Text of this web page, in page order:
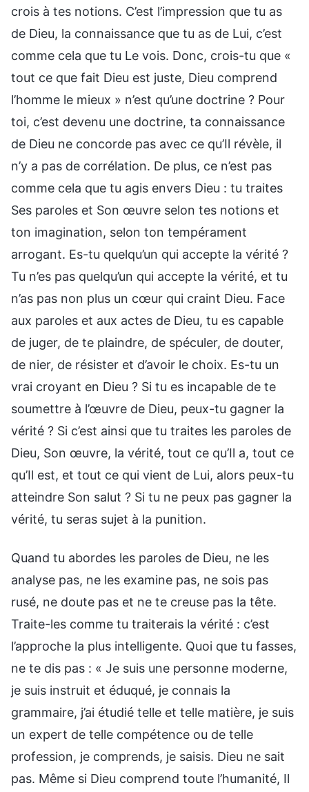
crois à tes notions. C’est l’impression que tu as
de Dieu, la connaissance que tu as de Lui, c’est
comme cela que tu Le vois. Donc, crois-tu que «
tout ce que fait Dieu est juste, Dieu comprend
l’homme le mieux » n’est qu’une doctrine ? Pour
toi, c’est devenu une doctrine, ta connaissance
de Dieu ne concorde pas avec ce qu’Il révèle, il
n’y a pas de corrélation. De plus, ce n’est pas
comme cela que tu agis envers Dieu : tu traites
Ses paroles et Son œuvre selon tes notions et
ton imagination, selon ton tempérament
arrogant. Es-tu quelqu’un qui accepte la vérité ?
Tu n’es pas quelqu’un qui accepte la vérité, et tu
n’as pas non plus un cœur qui craint Dieu. Face
aux paroles et aux actes de Dieu, tu es capable
de juger, de te plaindre, de spéculer, de douter,
de nier, de résister et d’avoir le choix. Es-tu un
vrai croyant en Dieu ? Si tu es incapable de te
soumettre à l’œuvre de Dieu, peux-tu gagner la
vérité ? Si c’est ainsi que tu traites les paroles de
Dieu, Son œuvre, la vérité, tout ce qu’Il a, tout ce
qu’Il est, et tout ce qui vient de Lui, alors peux-tu
atteindre Son salut ? Si tu ne peux pas gagner la
vérité, tu seras sujet à la punition.
Quand tu abordes les paroles de Dieu, ne les
analyse pas, ne les examine pas, ne sois pas
rusé, ne doute pas et ne te creuse pas la tête.
Traite-les comme tu traiterais la vérité : c’est
l’approche la plus intelligente. Quoi que tu fasses,
ne te dis pas : « Je suis une personne moderne,
je suis instruit et éduqué, je connais la
grammaire, j’ai étudié telle et telle matière, je suis
un expert de telle compétence ou de telle
profession, je comprends, je saisis. Dieu ne sait
pas. Même si Dieu comprend toute l’humanité, Il